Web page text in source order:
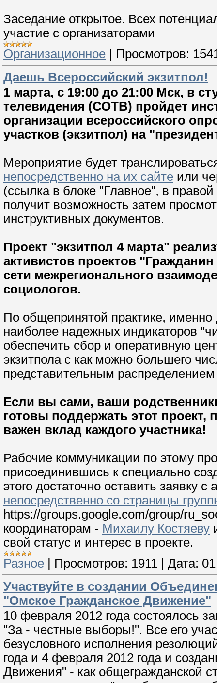
Заседание открытое. Всех
участие с организаторами
Организационное
Просмотров:
Даешь Всероссийский экзитпол!
1 марта, с 19:00 до 21:00 Мск, в
телевидения (СОТВ) пройдет
организации всероссийского
участков (экзитпол) на
Мероприятие будет
непосредственно на их сайте или
(ссылка в блоке "Главное", в
получит возможность затем
инструктивных документов.
Проект "экзитпол 4 марта"
активистов проектов
сети межрегионального
социологов.
По общепринятой практике,
наиболее надежных индикаторов
обеспечить сбор и оперативную
экзитпола с как можно большего
представительным
Если вы сами, ваши
готовы поддержать этот проект,
важен вклад каждого участника!
Рабочие коммуникации по этому
присоединившись к специально
этого достаточно оставить заявку
непосредственно со страницы
https://groups.google.com/group/
координаторам - Михаилу Костяеву
свой статус и интерес в проекте.
Разное
Просмотров: 1911 Дата:
Участвуйте в создании
"Омское Гражданское Движение"
10 февраля 2012 года состоялось
"За - честные выборы!". Все его
безусловного исполнения
года и 4 февраля 2012 года и
Движения" - как общегражданской